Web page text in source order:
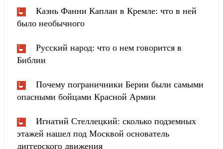
Казнь Фанни Каплан в Кремле: что в ней
было необычного
Русский народ: что о нем говорится в
Библии
Почему пограничники Берии были самыми
опасными бойцами Красной Армии
Игнатий Стеллецкий: сколько подземных
этажей нашел под Москвой основатель
диггерского движения